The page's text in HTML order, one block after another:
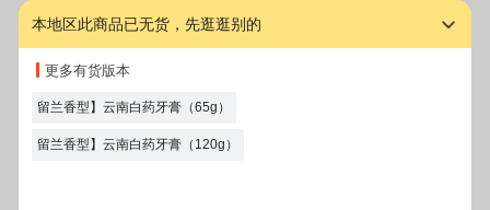
云南白药牙膏(留兰
药
¥12.80
型)5包
¥ 23.50
本地区此商品已无货，先逛逛别的
更多有货版本
留兰香型】云南白药牙膏（65g）
留兰香型】云南白药牙膏（120g）